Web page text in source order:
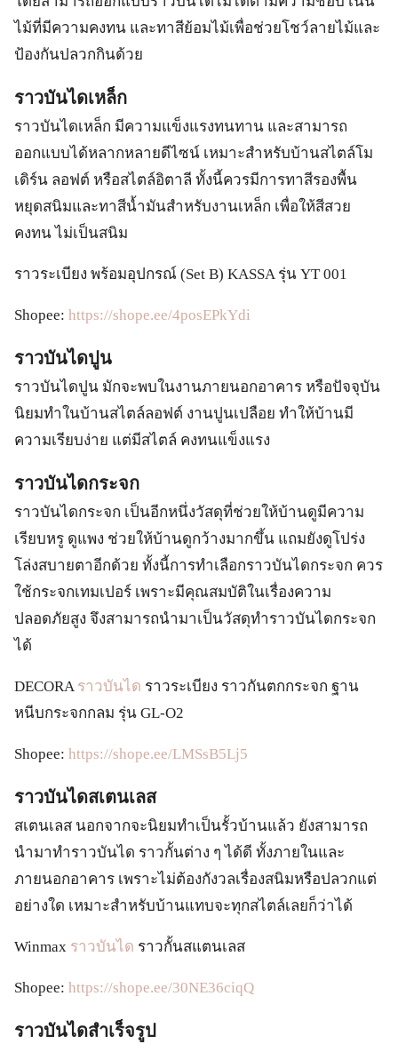
ไม้ที่มีความคงทน และทาสีย้อมไม้เพื่อช่วยโชว์ลายไม้และ
ป้องกันปลวกกินด้วย
ราวบันไดเหล็ก
ราวบันไดเหล็ก มีความแข็งแรงทนทาน และสามารถ
ออกแบบได้หลากหลายดีไซน์ เหมาะสำหรับบ้านสไตล์โม
เดิร์น ลอฟต์ หรือสไตล์อิตาลี ทั้งนี้ควรมีการทาสีรองพื้น
หยุดสนิมและทาสีน้ำมันสำหรับงานเหล็ก เพื่อให้สีสวย
คงทน ไม่เป็นสนิม
ราวระเบียง พร้อมอุปกรณ์ (Set B) KASSA รุ่น YT 001
Shopee: https://shope.ee/4posEPkYdi
ราวบันไดปูน
ราวบันไดปูน มักจะพบในงานภายนอกอาคาร หรือปัจจุบัน
นิยมทำในบ้านสไตล์ลอฟต์ งานปูนเปลือย ทำให้บ้านมี
ความเรียบง่าย แต่มีสไตล์ คงทนแข็งแรง
ราวบันไดกระจก
ราวบันไดกระจก เป็นอีกหนึ่งวัสดุที่ช่วยให้บ้านดูมีความ
เรียบหรู ดูแพง ช่วยให้บ้านดูกว้างมากขึ้น แถมยังดูโปร่ง
โล่งสบายตาอีกด้วย ทั้งนี้การทำเลือกราวบันไดกระจก ควร
ใช้กระจกเทมเปอร์ เพราะมีคุณสมบัติในเรื่องความ
ปลอดภัยสูง จึงสามารถนำมาเป็นวัสดุทำราวบันไดกระจก
ได้
DECORA ราวบันได ราวระเบียง ราวกันตกกระจก ฐาน
หนีบกระจกกลม รุ่น GL-O2
Shopee: https://shope.ee/LMSsB5Lj5
ราวบันไดสเตนเลส
สเตนเลส นอกจากจะนิยมทำเป็นรั้วบ้านแล้ว ยังสามารถ
นำมาทำราวบันได ราวกั้นต่าง ๆ ได้ดี ทั้งภายในและ
ภายนอกอาคาร เพราะไม่ต้องกังวลเรื่องสนิมหรือปลวกแต่
อย่างใด เหมาะสำหรับบ้านแทบจะทุกสไตล์เลยก็ว่าได้
Winmax ราวบันได ราวกั้นสแตนเลส
Shopee: https://shope.ee/30NE36ciqQ
ราวบันไดสำเร็จรูป